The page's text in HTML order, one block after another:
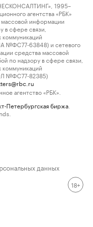
1995–
агентства «РБК»
массовой информации
в сфере связи,
№ФС77-63848) и сетевого
средства массовой
по надзору в сфере связи,
№ФС77-82385)
агентство «РБК».
Петербургская биржа
данных
18+